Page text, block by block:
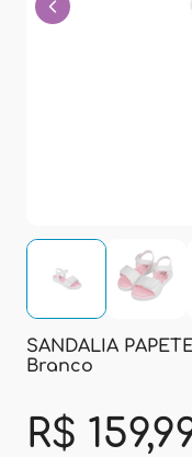
SANDALIA
Branco
R$